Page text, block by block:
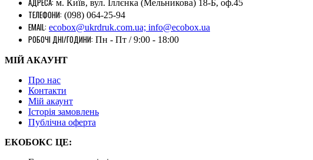
м. Київ, вул. Іллєнка (Мельникова) 18-Б, оф.45
ТЕЛЕФОНИ: (098) 064-25-94
EMAIL: ecobox@ukrdruk.com.ua; info@ecobox.ua
РОБОЧІ ДНІ/ГОДИНИ: Пн - Пт / 9:00 - 18:00
МІЙ АКАУНТ
Про нас
Контакти
Mій акаунт
Історія замовлень
Публічна оферта
ЕКОБОКС ЦЕ: